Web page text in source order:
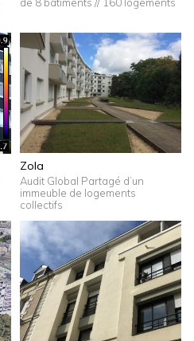
de 8 bâtiments // 160 logements
Zola
Audit Global Partagé d’un
immeuble de logements
collectifs